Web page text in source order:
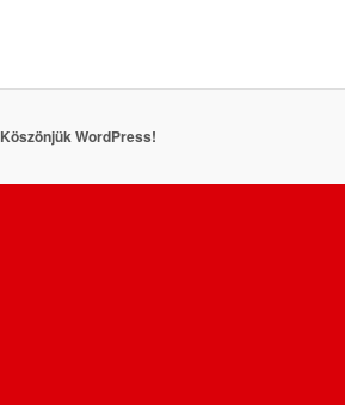
Köszönjük WordPress!